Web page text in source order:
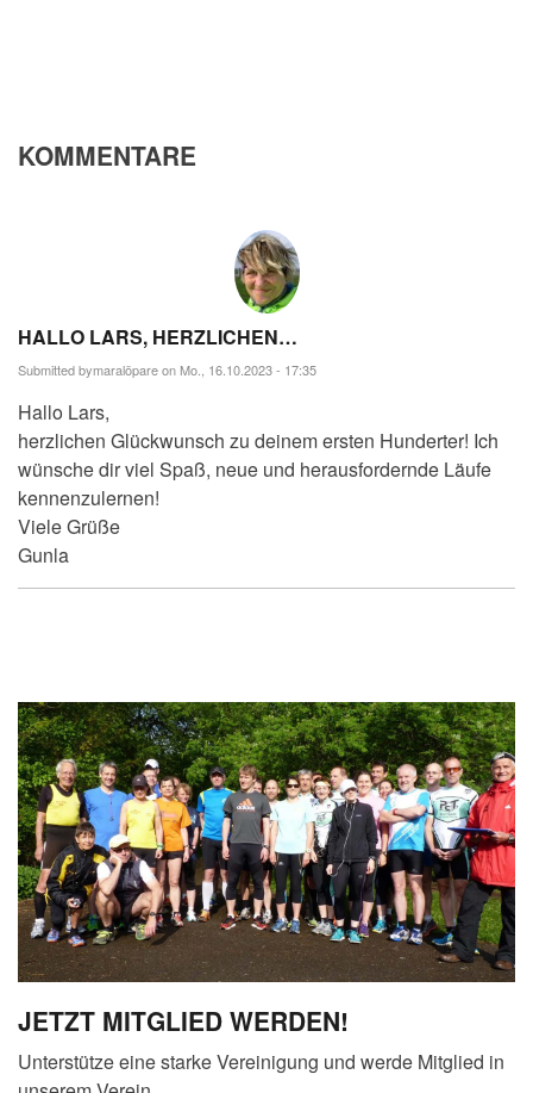
KOMMENTARE
HALLO LARS, HERZLICHEN…
Submitted bymaralöpareon Mo., 16.10.2023 - 17:35
Hallo Lars,
herzlichen Glückwunsch zu deinem ersten Hunderter! Ich
wünsche dir viel Spaß, neue und herausfordernde Läufe
kennenzulernen!
Viele Grüße
Gunla
JETZT MITGLIED WERDEN!
Unterstütze eine starke Vereinigung und werde Mitglied in